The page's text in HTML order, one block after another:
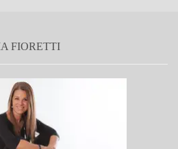
FIORETTI